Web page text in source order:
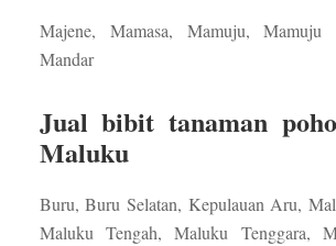
Majene, Mamasa, Mamuju, Mamuju
Mandar
Jual bibit tanaman
Maluku
Buru, Buru Selatan, Kepulauan Aru,
Maluku Tengah, Maluku Tenggara,